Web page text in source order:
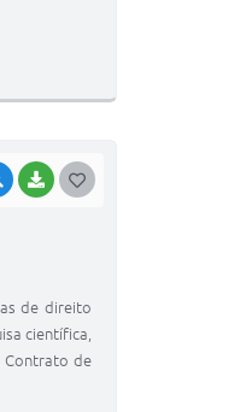
VISUALIZAR
BAIXAR
de direito
científica,
Contrato de